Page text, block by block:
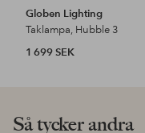
Globen Lighting
Taklampa, Hubble 3
1 699 SEK
Så tycker andra